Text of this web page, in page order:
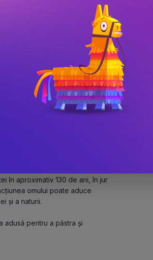
și poluare la dezvăluirea
specifice, această
în aproximativ 130 de ani, în jur
omului poate aduce
și a naturii.
pentru a păstra și